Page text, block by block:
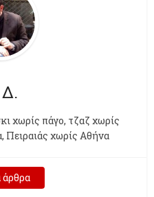
χωρίς πάγο, τζαζ χωρίς
Πειραιάς χωρίς Αθήνα
άρθρα